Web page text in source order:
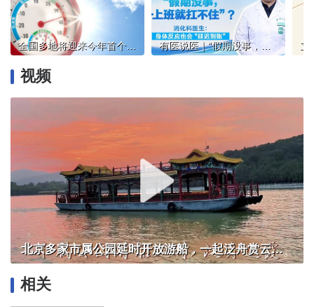
全国多地将迎来今年首个高温天 这份防护指南请查收 有医说医｜“假期没事，一上班就扛不住”？消化科医生：身体反应也会“延迟到账”
视频
北京多家市属公园延时开放游船，一起泛舟赏云霞！
相关